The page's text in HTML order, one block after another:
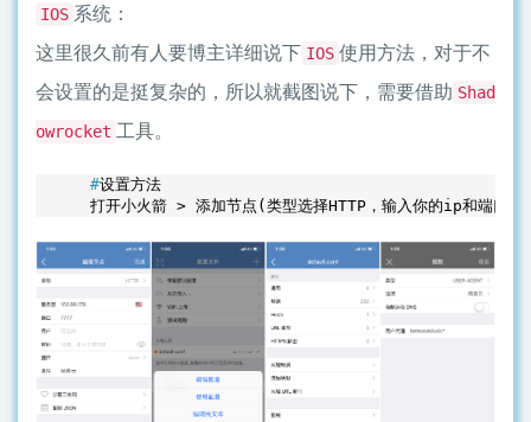
IOS 系统：
这里很久前有人要博主详细说下 IOS 使用方法，对于不
会设置的是挺复杂的，所以就截图说下，需要借助 Shad
owrocket 工具。
#设置方法
打开小火箭 > 添加节点(类型选择HTTP，输入你的ip和端口